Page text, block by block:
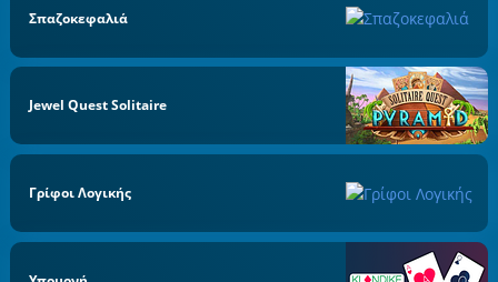
Σπαζοκεφαλιά
Jewel Quest Solitaire
Γρίφοι Λογικής